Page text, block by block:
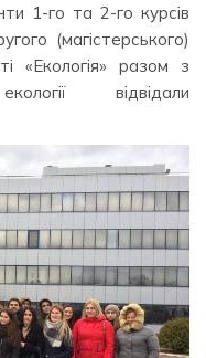
1-го та 2-го курсів
(магістерського)
«Екологія» разом з
відвідали